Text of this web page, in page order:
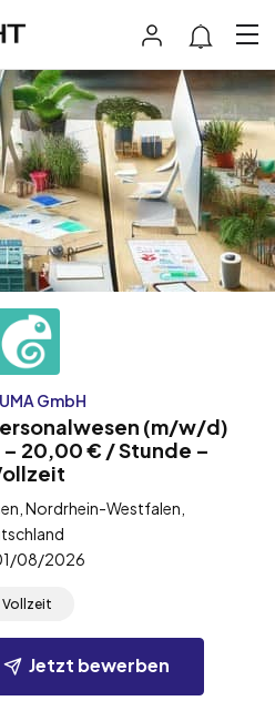
GmbH
(m/w/d)
20,00 € / Stunde –
Nordrhein-Westfalen,
08/2026
Vollzeit
Jetzt bewerben